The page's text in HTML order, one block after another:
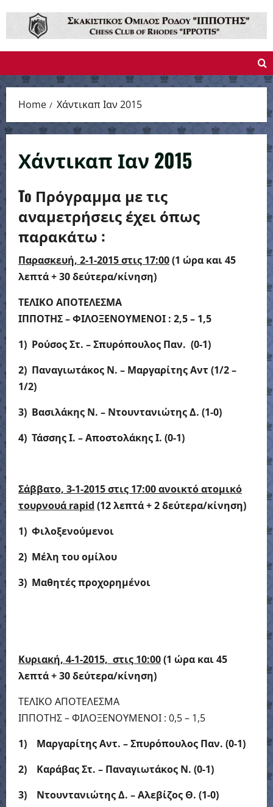
content
Home Χάντικαπ Ιαν 2015
Χάντικαπ Ιαν 2015
To Πρόγραμμα με τις
αναμετρήσεις έχει όπως
παρακάτω :
Παρασκευή, 2-1-2015 στις 17:00(1 ώρα και 45
λεπτά + 30 δεύτερα/κίνηση)
ΤΕΛΙΚΟ ΑΠΟΤΕΛΕΣΜΑ
ΙΠΠΟΤΗΣ – ΦΙΛΟΞΕΝΟΥΜΕΝΟΙ : 2,5 – 1,5
1) Ρούσος Στ. – Σπυρόπουλος Παν. (0-1)
2) Παναγιωτάκος Ν. – Μαργαρίτης Αντ (1/2 –
1/2)
3) Βασιλάκης Ν. – Ντουντανιώτης Δ. (1-0)
4) Τάσσης Ι. – Αποστολάκης Ι. (0-1)
Σάββατο, 3-1-2015 στις 17:00 ανοικτό ατομικό
τουρνουά rapid (12 λεπτά + 2 δεύτερα/κίνηση)
1) Φιλοξενούμενοι
2) Μέλη του ομίλου
3) Μαθητές προχορημένοι
Κυριακή, 4-1-2015, στις 10:00(1 ώρα και 45
λεπτά + 30 δεύτερα/κίνηση)
ΤΕΛΙΚΟ ΑΠΟΤΕΛΕΣΜΑ
ΙΠΠΟΤΗΣ – ΦΙΛΟΞΕΝΟΥΜΕΝΟΙ : 0,5 – 1,5
1) Μαργαρίτης Αντ. – Σπυρόπουλος Παν. (0-1)
2) Καράβας Στ. – Παναγιωτάκος Ν. (0-1)
3) Ντουντανιώτης Δ. – Αλεβίζος Θ. (1-0)